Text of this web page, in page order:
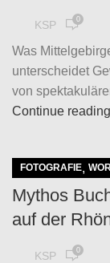
KSP 0
Was
unterscheidet
von
Continue reading
FOTOGRAFIE,
Mythos
auf der
KSP 0